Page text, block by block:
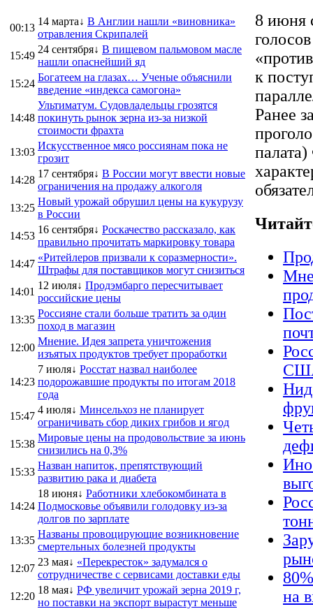
00:13
14 марта↓ В Англии нашли «виновника»
отравления Скрипалей
15:49
24 сентября↓ В пищевом пальмовом масле
нашли опаснейший яд
15:24
Богатеем на глазах… Ученые объяснили
введение «индекса самогона»
14:48
Ультиматум. Судовладельцы грозятся
покинуть рынок зерна из-за низкой
стоимости фрахта
13:03
Искусственное мясо россиянам пока не
грозит
14:28
17 сентября↓ В России могут ввести новые
ограничения на продажу алкоголя
13:25
Новый урожай обрушил цены на кукурузу
в России
14:53
16 сентября↓ Роскачество рассказало, как
правильно прочитать маркировку товара
14:47
«Ритейлеров призвали к соразмерности».
Штрафы для поставщиков могут снизиться
14:01
12 июля↓ Продэмбарго пересчитывает
российские цены
13:35
Россияне стали больше тратить за один
поход в магазин
12:00
Мнение. Идея запрета уничтожения
изъятых продуктов требует проработки
14:23
7 июля↓ Росстат назвал наиболее
подорожавшие продукты по итогам 2018
года
15:47
4 июля↓ Минсельхоз не планирует
ограничивать сбор диких грибов и ягод
15:38
Мировые цены на продовольствие за июнь
снизились на 0,3%
15:33
Назван напиток, препятствующий
развитию рака и диабета
14:24
18 июня↓ Работники хлебокомбината в
Подмосковье объявили голодовку из-за
долгов по зарплате
13:35
Названы провоцирующие возникновение
смертельных болезней продукты
12:07
23 мая↓ «Перекресток» задумался о
сотрудничестве с сервисами доставки еды
12:20
18 мая↓ РФ увеличит урожай зерна 2019 г,
но поставки на экспорт вырастут меньше
8 июня
к
Ранее
на